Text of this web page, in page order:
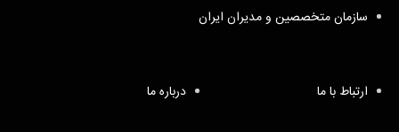
سازمان متخصصین و مدیران ایران
ارتباط با ما درباره ما